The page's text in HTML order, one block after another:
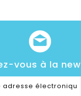
vous à la